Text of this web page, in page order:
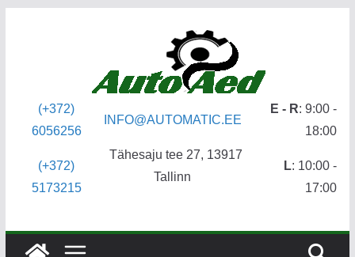
(+372)
6056256
(+372)
5173215
INFO@AUTOMATIC.EE
Tähesaju tee 27, 13917
Tallinn
E - R: 9:00 -
18:00
L: 10:00 -
17:00